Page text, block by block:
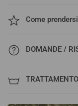
Come
DOMANDE /